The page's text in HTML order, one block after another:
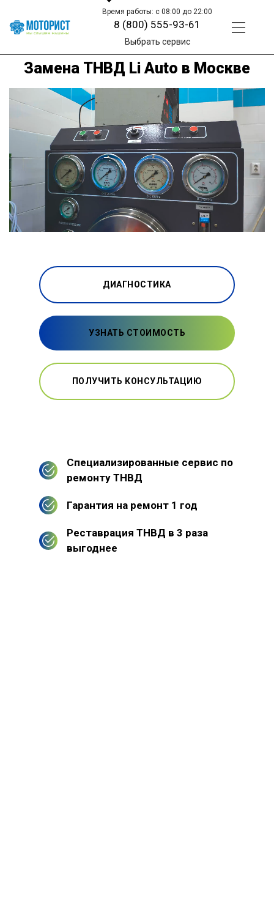
Время работы: с 08:00 до 22:00
8 (800) 555-93-61
Выбрать сервис
Замена ТНВД Li Auto в Москве
ДИАГНОСТИКА
УЗНАТЬ СТОИМОСТЬ
ПОЛУЧИТЬ КОНСУЛЬТАЦИЮ
Специализированные сервис по
ремонту ТНВД
Гарантия на ремонт 1 год
Реставрация ТНВД в 3 раза
выгоднее